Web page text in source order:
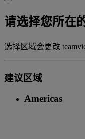
请选择您所在
选择区域会更改
建议区域
Americas